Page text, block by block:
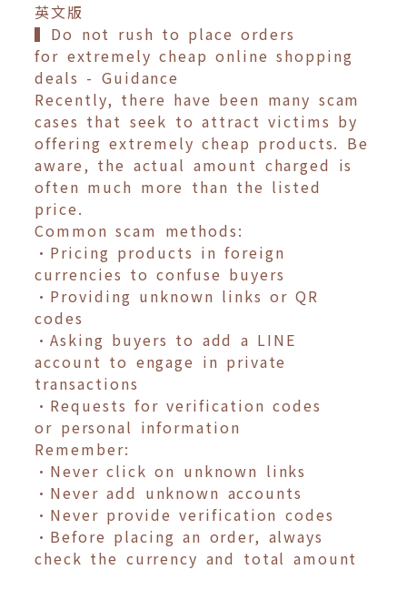
英文版
▍Do not rush to place orders
for extremely cheap online shopping
deals - Guidance
Recently, there have been many scam
cases that seek to attract victims by
offering extremely cheap products. Be
aware, the actual amount charged is
often much more than the listed
price.
Common scam methods:
•Pricing products in foreign
currencies to confuse buyers
•Providing unknown links or QR
codes
•Asking buyers to add a LINE
account to engage in private
transactions
•Requests for verification codes
or personal information
Remember:
•Never click on unknown links
•Never add unknown accounts
•Never provide verification codes
•Before placing an order, always
check the currency and total amount